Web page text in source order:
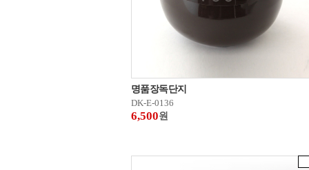
명품장독단지
DK-E-0136
6,500원